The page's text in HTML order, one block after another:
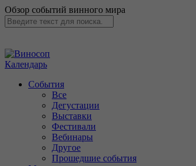
Обзор событий винного мира
Календарь
События
Все
Дегустации
Выставки
Фестивали
Вебинары
Другое
Прошедшие события